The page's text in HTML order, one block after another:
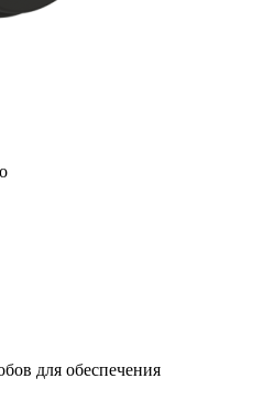
для обеспечения